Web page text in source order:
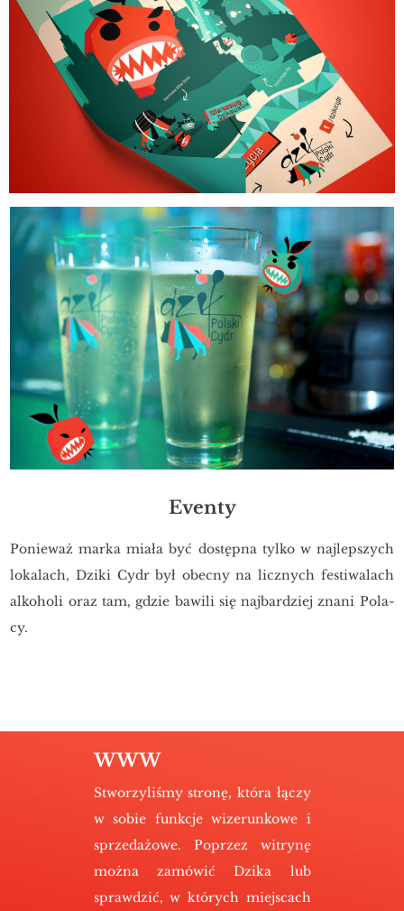
Eventy
Po­nie­waż marka miała być do­stęp­na tylko w naj­lep­szych
lo­ka­lach, Dziki Cydr był obec­ny na licz­nych fe­sti­wa­lach
al­ko­ho­li oraz tam, gdzie ba­wi­li się naj­bar­dziej znani Po­la­
cy.
WWW
Stwo­rzy­li­śmy stro­nę, która łączy
w sobie funk­cje wi­ze­run­ko­we i
sprze­da­żo­we. Po­przez wi­try­nę
można za­mó­wić Dzika lub
spraw­dzić, w któ­rych miej­scach